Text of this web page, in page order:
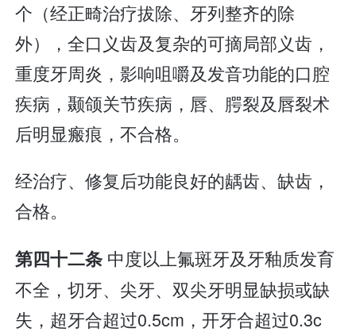
个（经正畸治疗拔除、牙列整齐的除
外），全口义齿及复杂的可摘局部义齿，
重度牙周炎，影响咀嚼及发音功能的口腔
疾病，颞颌关节疾病，唇、腭裂及唇裂术
后明显瘢痕，不合格。
经治疗、修复后功能良好的龋齿、缺齿，
合格。
第四十二条 中度以上氟斑牙及牙釉质发育
不全，切牙、尖牙、双尖牙明显缺损或缺
失，超牙合超过0.5cm，开牙合超过0.3c